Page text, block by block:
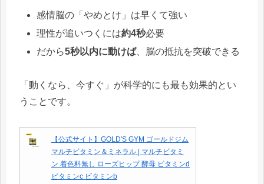
感情脳の「やめとけ」は早くて強い
理性が追いつくには約4秒必要
だから5秒以内に動けば、脳の抵抗を突破できる
「動くなら、今すぐ」が科学的にも最も効果的とい
うことです。
【公式サイト】GOLD'S GYM ゴールドジム
マルチビタミン＆ミネラル | マルチビタミ
ン 着色料無し ローズヒップ 酵母 ビタミンd
ビタミンc ビタミンb